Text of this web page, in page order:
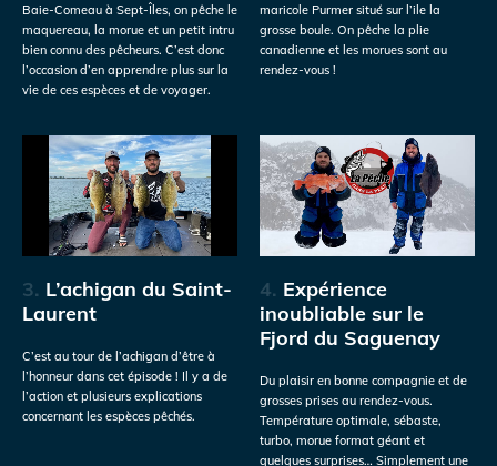
Baie-Comeau à Sept-Îles, on pêche le
maquereau, la morue et un petit intru
bien connu des pêcheurs. C’est donc
l’occasion d’en apprendre plus sur la
vie de ces espèces et de voyager.
maricole Purmer situé sur l’ile la
grosse boule. On pêche la plie
canadienne et les morues sont au
rendez-vous !
3. L’achigan du Saint-
Laurent
C’est au tour de l’achigan d’être à
l’honneur dans cet épisode ! Il y a de
l’action et plusieurs explications
concernant les espèces pêchés.
4. Expérience
inoubliable sur le
Fjord du Saguenay
Du plaisir en bonne compagnie et de
grosses prises au rendez-vous.
Température optimale, sébaste,
turbo, morue format géant et
quelques surprises… Simplement une